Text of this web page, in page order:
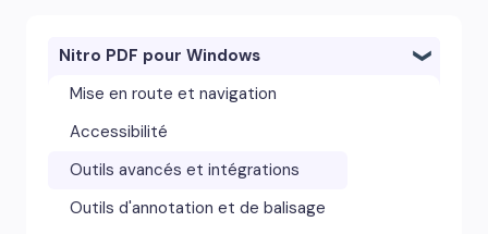
Nitro PDF pour Windows
Mise en route et navigation
Accessibilité
Outils avancés et intégrations
Outils d'annotation et de balisage